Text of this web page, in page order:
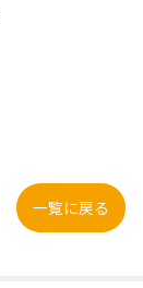
一覧に戻る